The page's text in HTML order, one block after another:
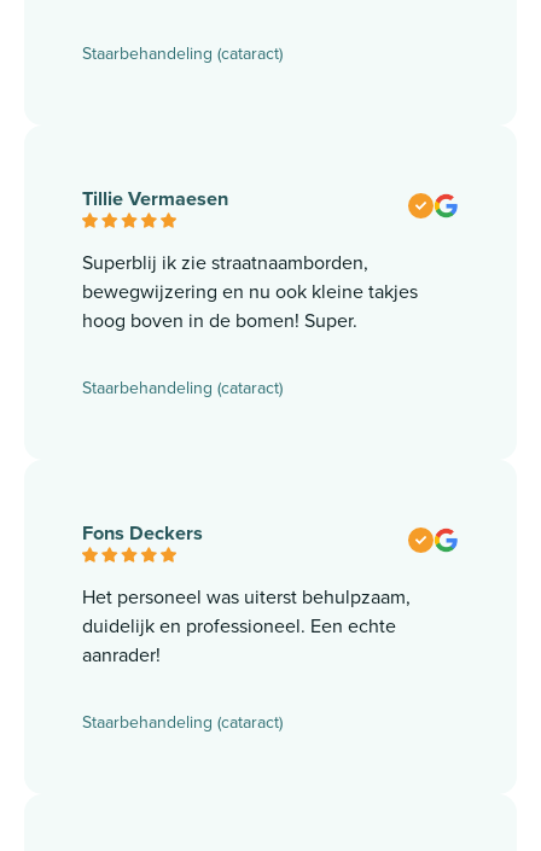
Staarbehandeling (cataract)
Tillie Vermaesen
Superblij ik zie straatnaamborden,
bewegwijzering en nu ook kleine takjes
hoog boven in de bomen! Super.
Staarbehandeling (cataract)
Fons Deckers
Het personeel was uiterst behulpzaam,
duidelijk en professioneel. Een echte
aanrader!
Staarbehandeling (cataract)